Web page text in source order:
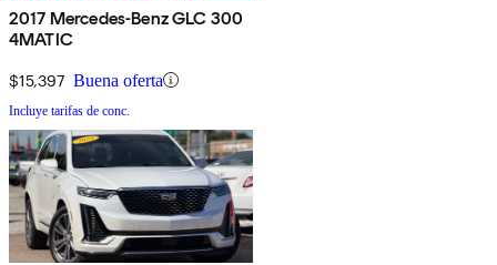
2017 Mercedes-Benz GLC 300
4MATIC
$15,397 Buena oferta
Incluye tarifas de conc.